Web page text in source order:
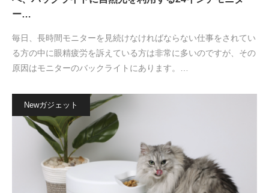
ー…
毎日、長時間モニターを見続けなければならない仕事をされてい
る方の中に眼精疲労を訴えている方は非常に多いのですが、その
原因はモニターのバックライトにあります。…
Newガジェット